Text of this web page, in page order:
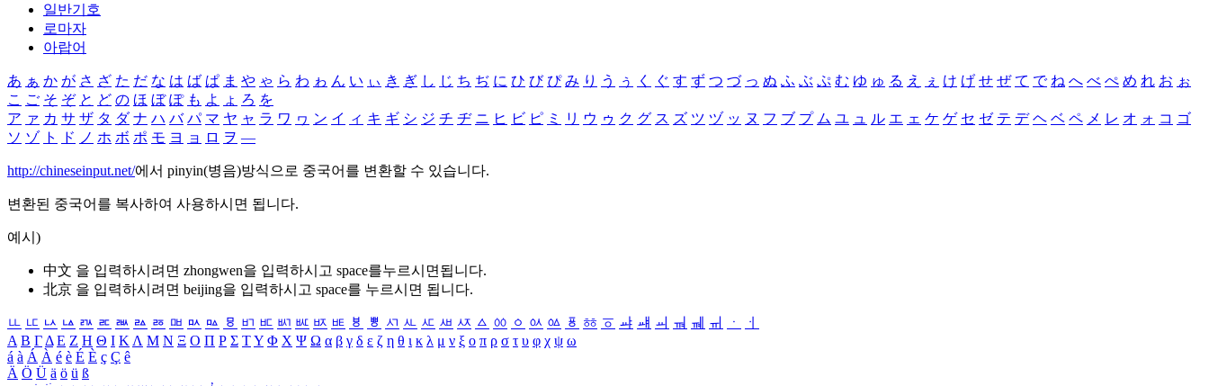
일반기호
로마자
아랍어
あ ぁ か が さ ざ た だ な は ば ぱ ま や ゃ ら わ ゎ ん い ぃ き ぎ し じ ち ぢ に ひ び ぴ み り う ぅ く ぐ す ず つ づ っ ぬ ふ ぶ ぷ む ゆ ゅ る え ぇ け げ せ ぜ て で ね へ べ ぺ め れ お ぉ
こ ご そ ぞ と ど の ほ ぼ ぽ も よ ょ ろ を
ア ァ カ サ ザ タ ダ ナ ハ バ パ マ ヤ ャ ラ ワ ヮ ン イ ィ キ ギ シ ジ チ ヂ ニ ヒ ビ ピ ミ リ ウ ゥ ク グ ス ズ ツ ヅ ッ ヌ フ ブ プ ム ユ ュ ル エ ェ ケ ゲ セ ゼ テ デ ヘ ベ ペ メ レ オ ォ コ ゴ
ソ ゾ ト ド ノ ホ ボ ポ モ ヨ ョ ロ ヲ ―
http://chineseinput.net/에서 pinyin(병음)방식으로 중국어를 변환할 수 있습니다.
변환된 중국어를 복사하여 사용하시면 됩니다.
예시)
中文 을 입력하시려면 zhongwen을 입력하시고 space를누르시면됩니다.
北京 을 입력하시려면 beijing을 입력하시고 space를 누르시면 됩니다.
ㅥ ㅦ ㅧ ㅨ ㅩ ㅪ ㅫ ㅬ ㅭ ㅮ ㅯ ㅰ ㅱ ㅲ ㅳ ㅴ ㅵ ㅶ ㅷ ㅸ ㅹ ㅺ ㅻ ㅼ ㅽ ㅾ ㅿ ㆀ ㆁ ㆂ ㆃ ㆄ ㆅ ㆆ ㆇ ㆈ ㆉ ㆊ ㆋ ㆌ ㆍ
ㆎ
Α Β ΓΔ Ε Ζ Η Θ Ι ΚΛ Μ Ν Ξ Ο Π Ρ Σ ΤΥ Φ Χ Ψ Ω α β γ δ ε ζ η θ ι κ λ μ ν ξ ο π ρ σ τ υ φ χ ψ ω
á à Á À é è É È ç Ç ê
Ä Ö Ü ä ö ü ß